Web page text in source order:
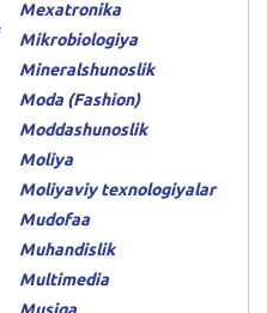
Mexatronika
Mikrobiologiya
Mineralshunoslik
Moda (Fashion)
Moddashunoslik
Moliya
Moliyaviy texnologiyalar
Mudofaa
Muhandislik
Multimedia